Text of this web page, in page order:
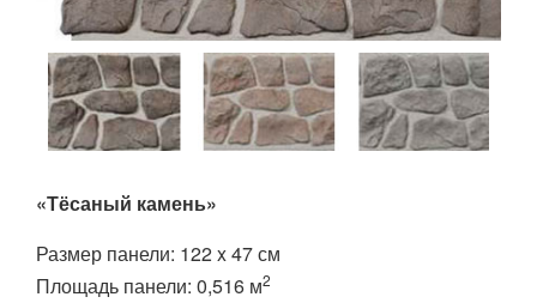
«Тёсаный камень»
Размер панели: 122 x 47 см
Площадь панели: 0,516 м2